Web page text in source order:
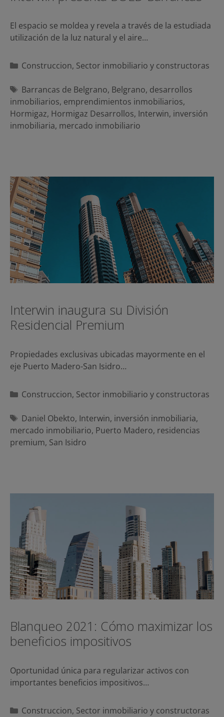
El espacio se moldea y revela a través de la estudiada
utilización de la luz natural y el aire…
Categorías
Construccion, Sector inmobiliario y constructoras
Etiquetas
Barrancas de Belgrano, Belgrano, desarrollos
inmobiliarios, emprendimientos inmobiliarios,
Hormigaz, Hormigaz Desarrollos, Interwin, inversión
inmobiliaria, mercado inmobiliario
Interwin inaugura su División
Residencial Premium
Propiedades exclusivas ubicadas mayormente en el
eje Puerto Madero-San Isidro…
Categorías
Construccion, Sector inmobiliario y constructoras
Etiquetas
Daniel Obekto, Interwin, inversión inmobiliaria,
mercado inmobiliario, Puerto Madero, residencias
premium, San Isidro
Blanqueo 2021: Cómo maximizar los
beneficios impositivos
Oportunidad única para regularizar activos con
importantes beneficios impositivos…
Categorías
Construccion, Sector inmobiliario y constructoras